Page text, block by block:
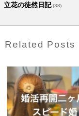
立花の徒然日記(38)
Related Posts